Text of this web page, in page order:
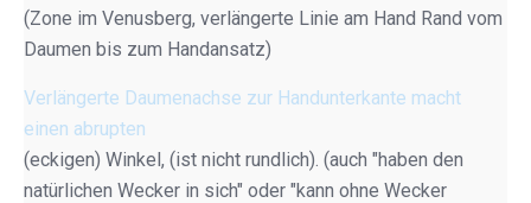
(Zone im Venusberg, verlängerte Linie am Hand Rand vom
Daumen bis zum Handansatz)
Verlängerte Daumenachse zur Handunterkante macht
einen abrupten
(eckigen) Winkel, (ist nicht rundlich). (auch "haben den
natürlichen Wecker in sich" oder "kann ohne Wecker